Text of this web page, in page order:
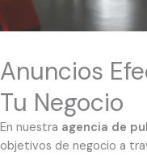
Anuncios
Tu Negocio
En nuestra agencia de
objetivos de negocio a